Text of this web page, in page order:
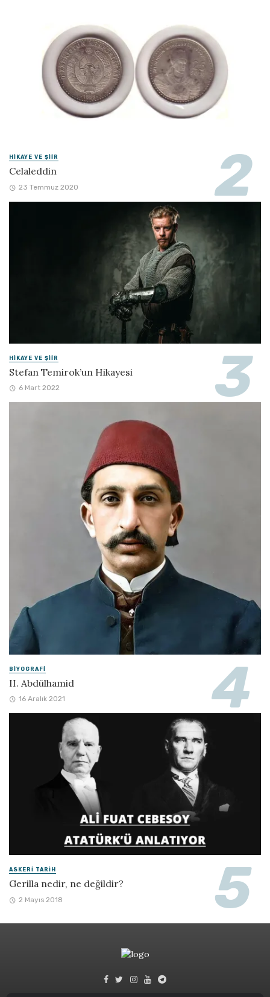
HIKAYE VE ŞIIR
Celaleddin
23 Temmuz 2020
HIKAYE VE ŞIIR
Stefan Temirok’un Hikayesi
6 Mart 2022
BIYOGRAFI
II. Abdülhamid
16 Aralık 2021
ASKERI TARIH
Gerilla nedir, ne değildir?
2 Mayıs 2018